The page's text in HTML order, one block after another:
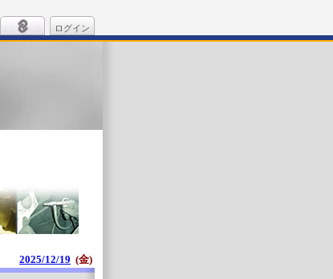
ログイン
2025/12/19 (金)